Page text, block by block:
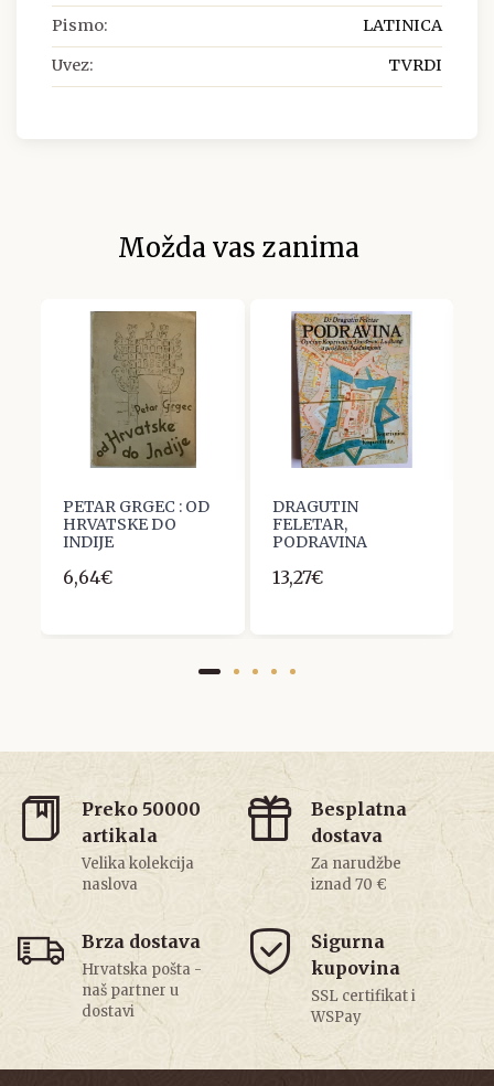
Pismo: LATINICA
Uvez: TVRDI
Možda vas zanima
PETAR GRGEC : OD
HRVATSKE DO
INDIJE
6,64€
DRAGUTIN
FELETAR,
PODRAVINA
13,27€
Preko 50000
artikala
Velika kolekcija
naslova
Besplatna
dostava
Za narudžbe
iznad 70 €
Brza dostava
Hrvatska pošta -
naš partner u
dostavi
Sigurna
kupovina
SSL certifikat i
WSPay